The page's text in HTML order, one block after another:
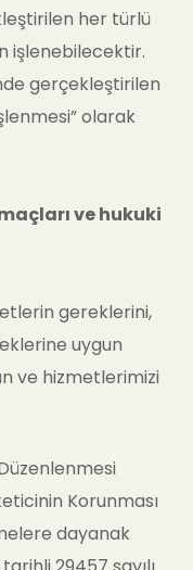
her türlü
işlenebilecektir.
gerçekleştirilen
olarak
ve hukuki
gereklerini,
uygun
ve hizmetlerimizi
Korunması
dayanak